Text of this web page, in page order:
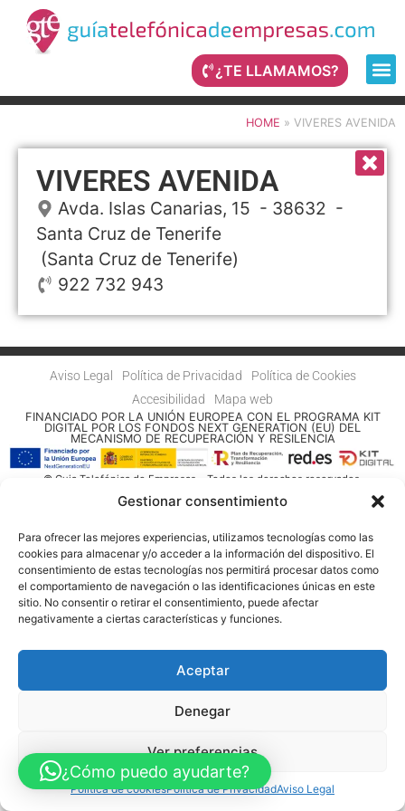
Gestionar consentimiento
Para ofrecer las mejores experiencias, utilizamos tecnologías como las
cookies para almacenar y/o acceder a la información del dispositivo. El
consentimiento de estas tecnologías nos permitirá procesar datos como
el comportamiento de navegación o las identificaciones únicas en este
sitio. No consentir o retirar el consentimiento, puede afectar
negativamente a ciertas características y funciones.
Aceptar
Denegar
Ver preferencias
Política de cookiesPolítica de PrivacidadAviso Legal
¿TE LLAMAMOS?
HOME » VIVERES AVENIDA
VIVERES AVENIDA
Avda. Islas Canarias, 15 - 38632 -
Santa Cruz de Tenerife
(Santa Cruz de Tenerife)
922 732 943
Aviso Legal Política de Privacidad
Política de Cookies
Accesibilidad
Mapa web
FINANCIADO POR LA UNIÓN EUROPEA CON EL PROGRAMA KIT
DIGITAL POR LOS FONDOS NEXT GENERATION (EU) DEL
MECANISMO DE RECUPERACIÓN Y RESILENCIA
© Guia Telefónica de Empresas – Todos los derechos reservados.
¿Cómo puedo ayudarte?